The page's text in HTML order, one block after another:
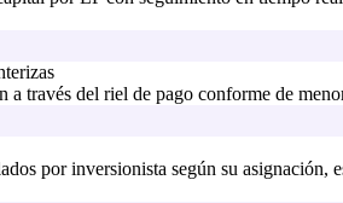
a través del riel de pago conforme de
por inversionista según su